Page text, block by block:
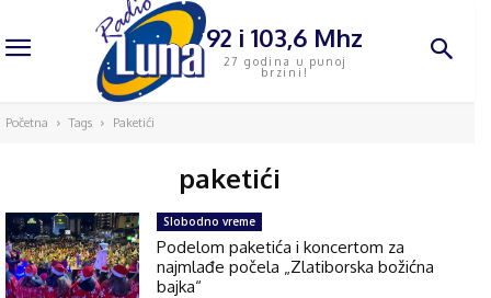
92 i 103,6 Mhz
27 godina u punoj
brzini!
Početna Tags Paketići
paketići
Slobodno vreme
Podelom paketića i koncertom za
najmlađe počela „Zlatiborska božićna
bajka“